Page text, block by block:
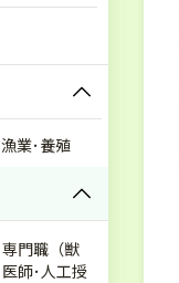
漁業･養殖
専門職（獣
医師･人工授